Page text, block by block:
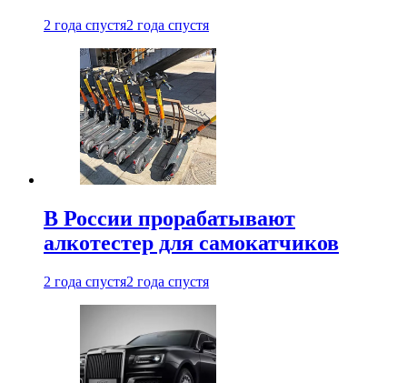
2 года спустя2 года спустя
В России прорабатывают
алкотестер для самокатчиков
2 года спустя2 года спустя